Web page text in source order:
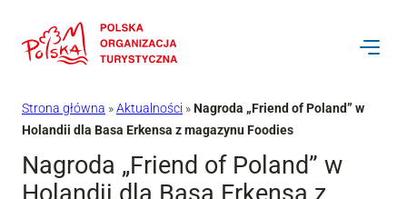
do
Strona główna »Aktualności »Nagroda „Friend of Poland” w
Holandii dla Basa Erkensa z magazynu Foodies
Nagroda „Friend of Poland” w